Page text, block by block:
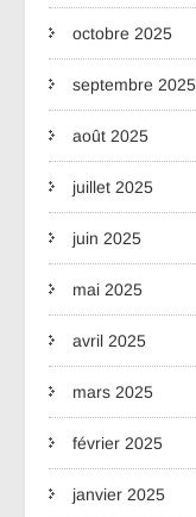
octobre 2025
septembre 2025
août 2025
juillet 2025
juin 2025
mai 2025
avril 2025
mars 2025
février 2025
janvier 2025